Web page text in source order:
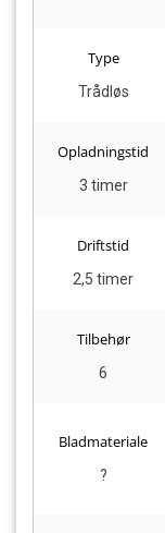
Type
Trådløs
Opladningstid
3 timer
Driftstid
2,5 timer
Tilbehør
6
Bladmateriale
?